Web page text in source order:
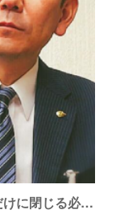
【茅ヶ崎市の佐藤光市長】「茅ヶ崎だけに閉じる必要はない。」 湘南×バリアバリューという考え方。